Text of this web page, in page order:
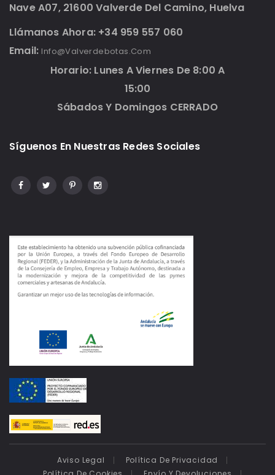
Nave A07, 21600 Valverde Del Camino, Huelva
Llámanos Ahora: +34 959 557 060
Email: Info@valverdebotas.com
Horario: Lunes A Viernes De 8:00 A
15:00
Sábados Y Domingos CERRADO
Síguenos En Nuestras Redes Sociales
Aviso Legal
Política De Privacidad